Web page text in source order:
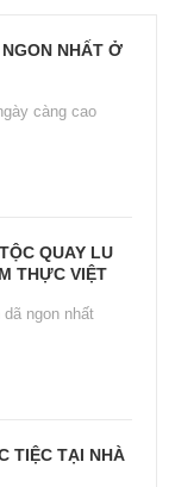
NHẤT Ở
càng cao
QUAY LU
THỰC VIỆT
ngon nhất
TIỆC TẠI NHÀ